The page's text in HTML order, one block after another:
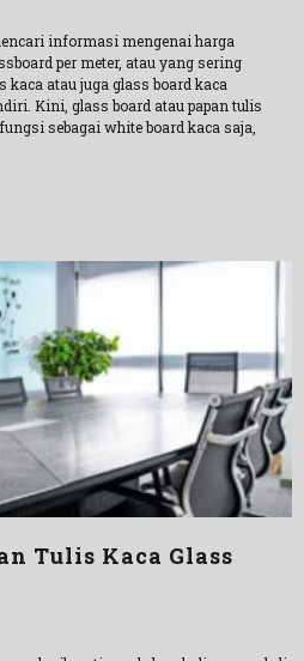
informasi mengenai harga
per meter, atau yang sering
atau juga glass board kaca
Kini, glass board atau papan tulis
sebagai white board kaca saja,
Tulis Kaca Glass